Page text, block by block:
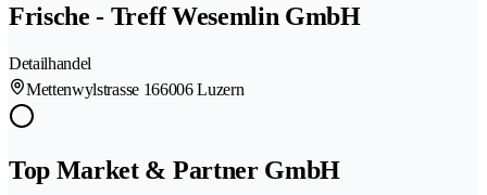
Frische - Treff Wesemlin GmbH
Detailhandel
Mettenwylstrasse 166006 Luzern
Top Market & Partner GmbH